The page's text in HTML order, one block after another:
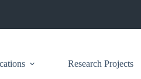
Research Projects